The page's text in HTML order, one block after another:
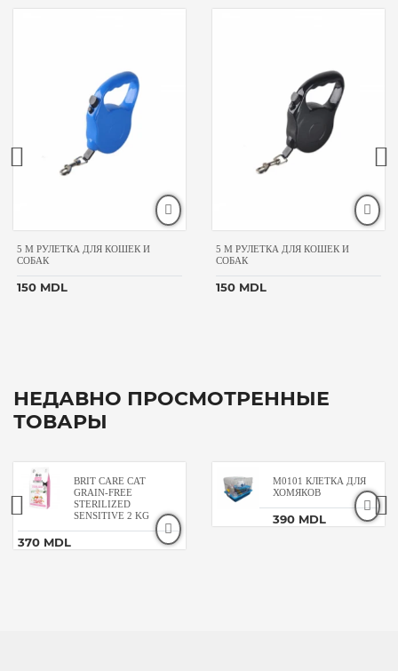
5 M РУЛЕТКА ДЛЯ КОШЕК И
СОБАК
150 MDL
5 M РУЛЕТКА ДЛЯ КОШЕК И
СОБАК
150 MDL
НЕДАВНО ПРОСМОТРЕННЫЕ
ТОВАРЫ
BRIT CARE CAT
GRAIN-FREE
STERILIZED
SENSITIVE 2 KG
370 MDL
M0101 КЛЕТКА ДЛЯ
ХОМЯКОВ
390 MDL